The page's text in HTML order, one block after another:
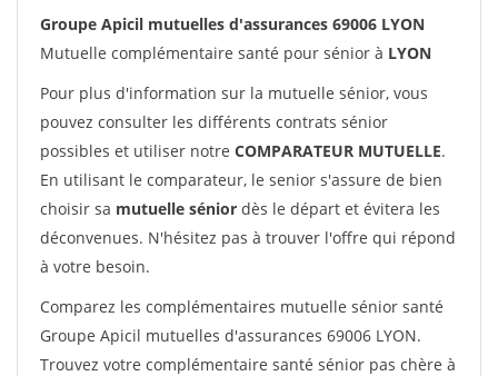
Groupe Apicil mutuelles d'assurances 69006 LYON
Mutuelle complémentaire santé pour sénior à LYON
Pour plus d'information sur la mutuelle sénior, vous
pouvez consulter les différents contrats sénior
possibles et utiliser notre COMPARATEUR MUTUELLE.
En utilisant le comparateur, le senior s'assure de bien
choisir sa mutuelle sénior dès le départ et évitera les
déconvenues. N'hésitez pas à trouver l'offre qui répond
à votre besoin.
Comparez les complémentaires mutuelle sénior santé
Groupe Apicil mutuelles d'assurances 69006 LYON.
Trouvez votre complémentaire santé sénior pas chère à